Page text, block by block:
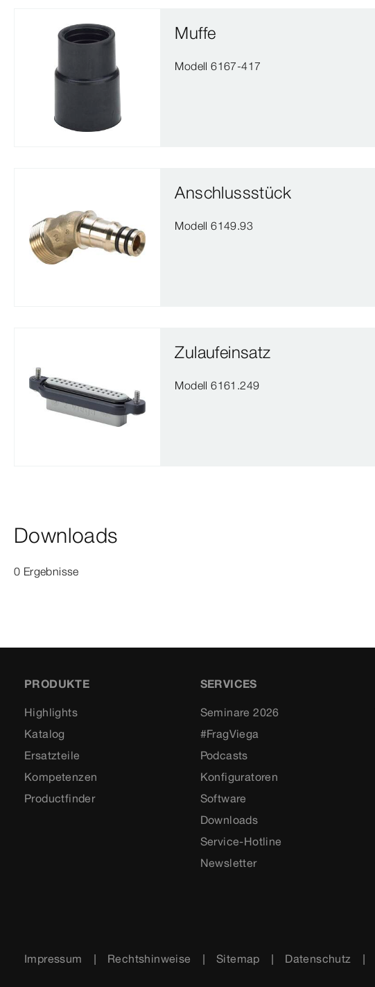
Muffe
Modell 6167-417
Anschlussstück
Modell 6149.93
Zulaufeinsatz
Modell 6161.249
Downloads
0 Ergebnisse
PRODUKTE
Highlights
Katalog
Ersatzteile
Kompetenzen
Productfinder
SERVICES
Seminare 2026
#FragViega
Podcasts
Konfiguratoren
Software
Downloads
Service-Hotline
Newsletter
Impressum Rechtshinweise Sitemap Datenschutz